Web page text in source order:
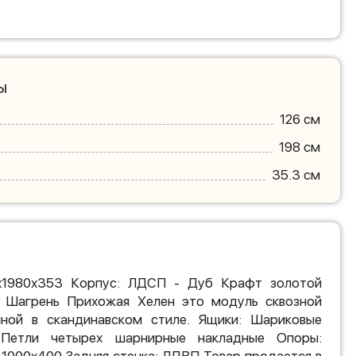
126 см
198 см
35.3 см
Корпус: ЛДСП - Дуб Крафт золотой
Прихожая Хелен это модуль сквозной
в скандинавском стиле. Ящики: Шариковые
четырех шарнирные накладные Опоры: